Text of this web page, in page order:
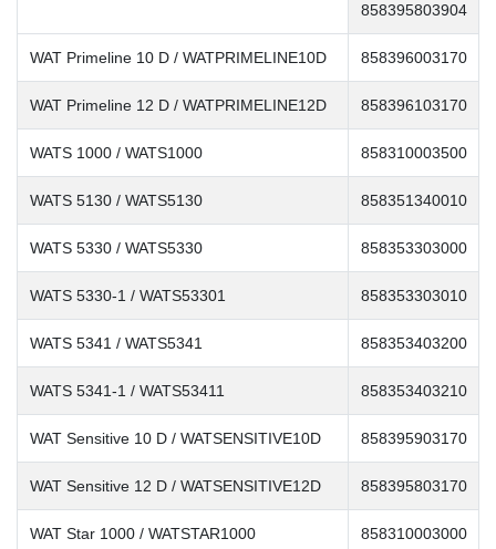
858395803904
WAT Primeline 10 D / WATPRIMELINE10D 858396003170
WAT Primeline 12 D / WATPRIMELINE12D 858396103170
WATS 1000 / WATS1000 858310003500
WATS 5130 / WATS5130 858351340010
WATS 5330 / WATS5330 858353303000
WATS 5330-1 / WATS53301 858353303010
WATS 5341 / WATS5341 858353403200
WATS 5341-1 / WATS53411 858353403210
WAT Sensitive 10 D / WATSENSITIVE10D 858395903170
WAT Sensitive 12 D / WATSENSITIVE12D 858395803170
WAT Star 1000 / WATSTAR1000 858310003000